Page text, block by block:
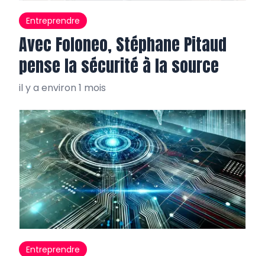
Entreprendre
Avec Foloneo, Stéphane Pitaud
pense la sécurité à la source
il y a environ 1 mois
Entreprendre